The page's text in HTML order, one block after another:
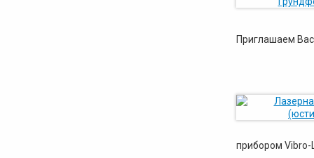
Приглашаем
прибором Vibro-